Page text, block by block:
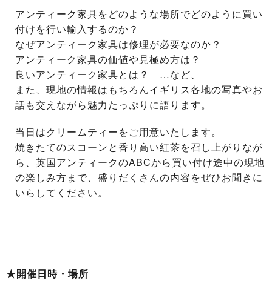
アンティーク家具をどのような場所でどのように買い
付けを行い輸入するのか？
なぜアンティーク家具は修理が必要なのか？
アンティーク家具の価値や見極め方は？
良いアンティーク家具とは？ …など、
また、現地の情報はもちろんイギリス各地の写真やお
話も交えながら魅力たっぷりに語ります。
当日はクリームティーをご用意いたします。
焼きたてのスコーンと香り高い紅茶を召し上がりなが
ら、英国アンティークのABCから買い付け途中の現地
の楽しみ方まで、盛りだくさんの内容をぜひお聞きに
いらしてください。
★開催日時・場所